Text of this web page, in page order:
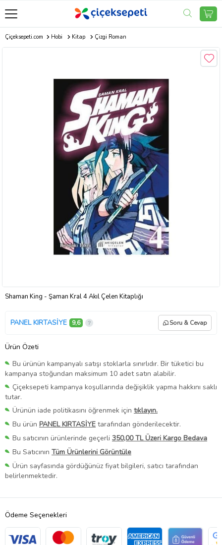
Çiçeksepeti.com Hobi Kitap Çizgi Roman
Shaman King - Şaman Kral 4 Akıl Çelen Kitaplığı
PANEL KIRTASİYE 9,6 Soru & Cevap
Ürün Özeti
Bu ürünün kampanyalı satışı stoklarla sınırlıdır. Bir tüketici bu
kampanya stoğundan maksimum 10 adet satın alabilir.
Çiçeksepeti kampanya koşullarında değişiklik yapma hakkını saklı
tutar.
Ürünün iade politikasını öğrenmek için tıklayın.
Bu ürün PANEL KIRTASİYE tarafından gönderilecektir.
Bu satıcının ürünlerinde geçerli 350,00 TL Üzeri Kargo Bedava
Bu Satıcının Tüm Ürünlerini Görüntüle
Ürün sayfasında gördüğünüz fiyat bilgileri, satıcı tarafından
belirlenmektedir.
Ödeme Seçenekleri